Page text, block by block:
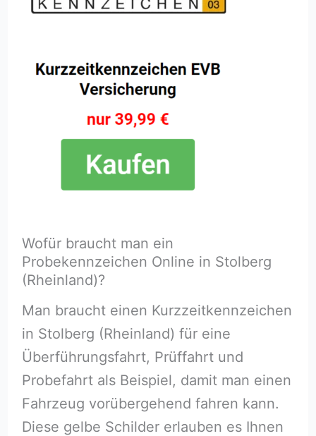
Wofür braucht man ein
Probekennzeichen Online in Stolberg
(Rheinland)?
Man braucht einen Kurzzeitkennzeichen
in Stolberg (Rheinland) für eine
Überführungsfahrt, Prüffahrt und
Probefahrt als Beispiel, damit man einen
Fahrzeug vorübergehend fahren kann.
Diese gelbe Schilder erlauben es Ihnen